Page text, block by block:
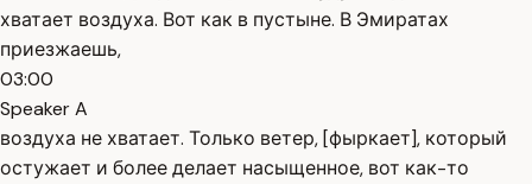
хватает воздуха. Вот как в пустыне. В Эмиратах
приезжаешь,
03:00
Speaker A
воздуха не хватает. Только ветер, [фыркает], который
остужает и более делает насыщенное, вот как-то